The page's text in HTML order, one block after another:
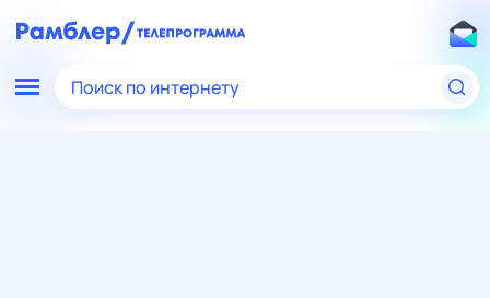
Поиск по интернету